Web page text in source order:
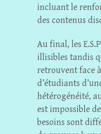
incluant le
des contenus
Au final, les
illisibles tandis
retrouvent face
d’étudiants
hétérogénéité,
est impossible
besoins sont